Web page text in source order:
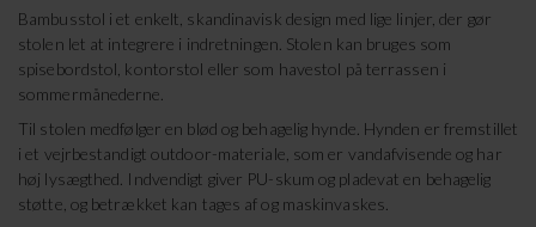
Bambusstol i et enkelt, skandinavisk design med lige linjer, der gør
stolen let at integrere i indretningen. Stolen kan bruges som
spisebordstol, kontorstol eller som havestol på terrassen i
sommermånederne.
Til stolen medfølger en blød og behagelig hynde. Hynden er fremstillet
i et vejrbestandigt outdoor-materiale, som er vandafvisende og har
høj lysægthed. Indvendigt giver PU-skum og pladevat en behagelig
støtte, og betrækket kan tages af og maskinvaskes.